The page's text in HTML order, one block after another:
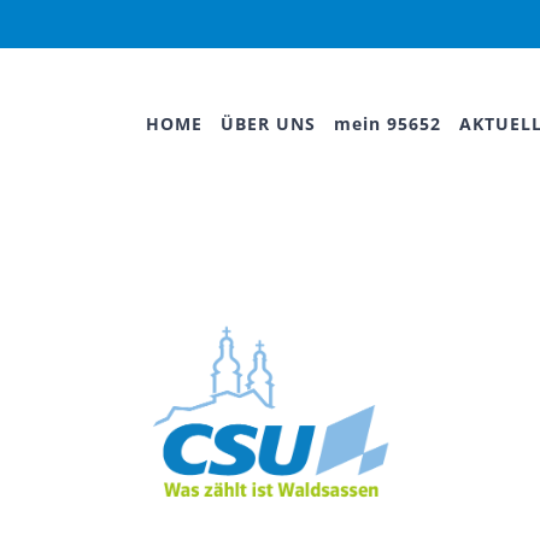
HOME ÜBER UNS mein 95652